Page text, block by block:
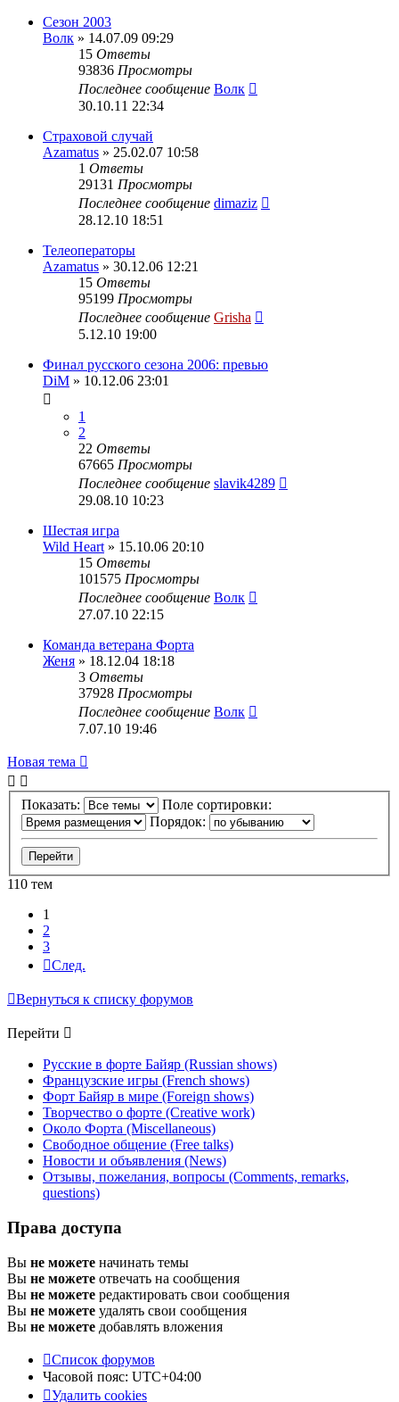
Сезон 2003
Волк » 14.07.09 09:29
15 Ответы
93836 Просмотры
Последнее сообщение Волк
30.10.11 22:34
Страховой случай
Azamatus » 25.02.07 10:58
1 Ответы
29131 Просмотры
Последнее сообщение dimaziz
28.12.10 18:51
Телеоператоры
Azamatus » 30.12.06 12:21
15 Ответы
95199 Просмотры
Последнее сообщение Grisha
5.12.10 19:00
Финал русского сезона 2006: превью
DiM » 10.12.06 23:01
1
2
22 Ответы
67665 Просмотры
Последнее сообщение slavik4289
29.08.10 10:23
Шестая игра
Wild Heart » 15.10.06 20:10
15 Ответы
101575 Просмотры
Последнее сообщение Волк
27.07.10 22:15
Команда ветерана Форта
Женя » 18.12.04 18:18
3 Ответы
37928 Просмотры
Последнее сообщение Волк
7.07.10 19:46
Новая тема
Показать:
Поле сортировки:
Порядок:
110 тем
1
2
3
След.
Вернуться к списку форумов
Перейти
Русские в форте Байяр (Russian shows)
Французские игры (French shows)
Форт Байяр в мире (Foreign shows)
Творчество о форте (Creative work)
Около Форта (Miscellaneous)
Свободное общение (Free talks)
Новости и объявления (News)
Отзывы, пожелания, вопросы (Comments, remarks,
questions)
Права доступа
Вы не можете начинать темы
Вы не можете отвечать на сообщения
Вы не можете редактировать свои сообщения
Вы не можете удалять свои сообщения
Вы не можете добавлять вложения
Список форумов
Часовой пояс: UTC+04:00
Удалить cookies